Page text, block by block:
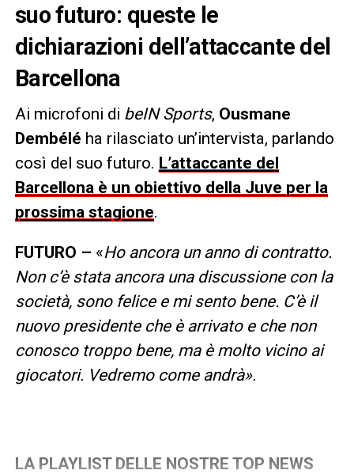
suo futuro: queste le
dichiarazioni dell’attaccante del
Barcellona
Ai microfoni di beIN Sports, Ousmane
Dembélé ha rilasciato un’intervista, parlando
così del suo futuro. L’attaccante del
Barcellona è un obiettivo della Juve per la
prossima stagione.
FUTURO – «Ho ancora un anno di contratto.
Non c’è stata ancora una discussione con la
società, sono felice e mi sento bene. C’è il
nuovo presidente che è arrivato e che non
conosco troppo bene, ma è molto vicino ai
giocatori. Vedremo come andrà».
LA PLAYLIST DELLE NOSTRE TOP NEWS